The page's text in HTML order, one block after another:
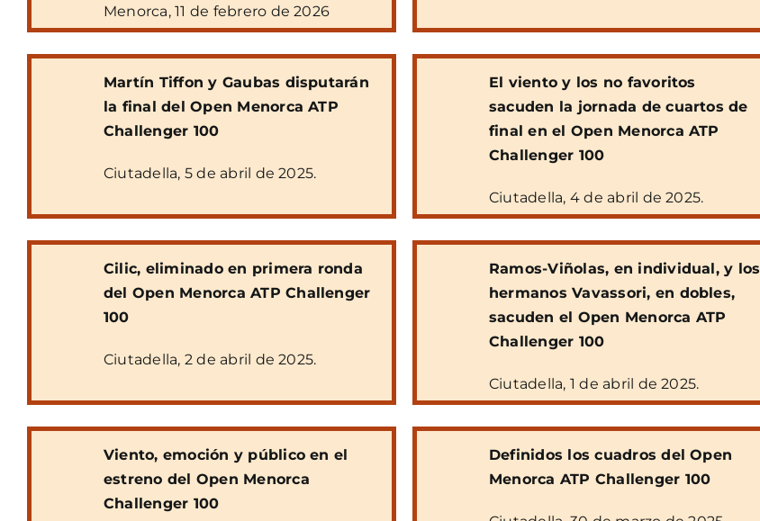
Menorca, 11 de febrero de 2026
Martín Tiffon y Gaubas disputarán
la final del Open Menorca ATP
Challenger 100
Ciutadella, 5 de abril de 2025.
El viento y los no favoritos
sacuden la jornada de cuartos de
final en el Open Menorca ATP
Challenger 100
Ciutadella, 4 de abril de 2025.
Cilic, eliminado en primera ronda
del Open Menorca ATP Challenger
100
Ciutadella, 2 de abril de 2025.
Ramos-Viñolas, en individual, y los
hermanos Vavassori, en dobles,
sacuden el Open Menorca ATP
Challenger 100
Ciutadella, 1 de abril de 2025.
Viento, emoción y público en el
estreno del Open Menorca
Challenger 100
Definidos los cuadros del Open
Menorca ATP Challenger 100